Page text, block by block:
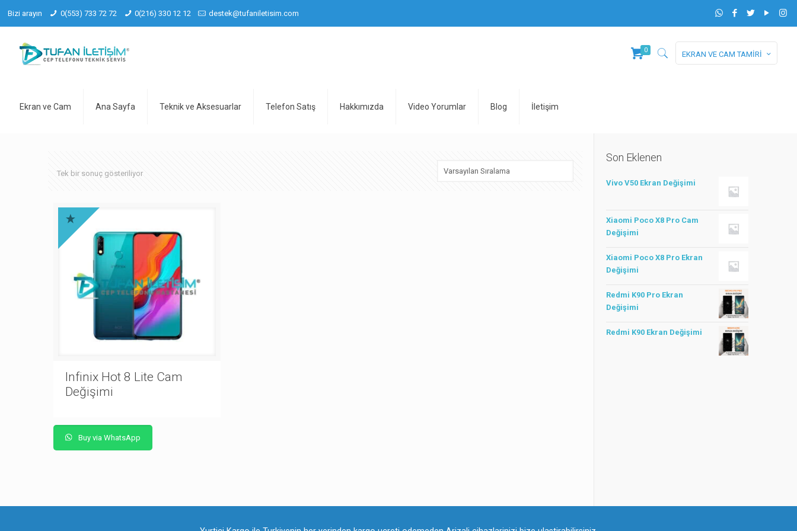
Bizi arayın 0(553) 733 72 72 0(216) 330 12 12 destek@tufaniletisim.com
Ekran ve Cam Ana Sayfa Teknik ve Aksesuarlar Telefon Satış Hakkımızda Video Yorumlar Blog İletişim
0 EKRAN VE CAM TAMİRİ
Tek bir sonuç gösteriliyor
Infinix Hot 8 Lite Cam
Değişimi
Buy via WhatsApp
Son Eklenen
Vivo V50 Ekran Değişimi
Xiaomi Poco X8 Pro Cam
Değişimi
Xiaomi Poco X8 Pro Ekran
Değişimi
Redmi K90 Pro Ekran
Değişimi
Redmi K90 Ekran Değişimi